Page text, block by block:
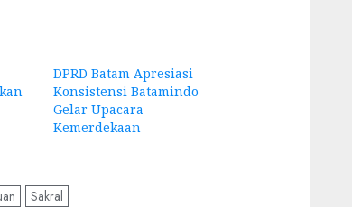
DPRD Batam Apresiasi
Konsistensi Batamindo
Gelar Upacara
Kemerdekaan
Sakral